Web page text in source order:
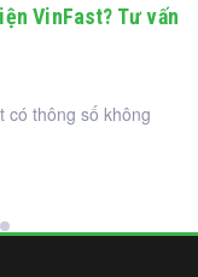
VinFast? Tư vấn
có thông số không